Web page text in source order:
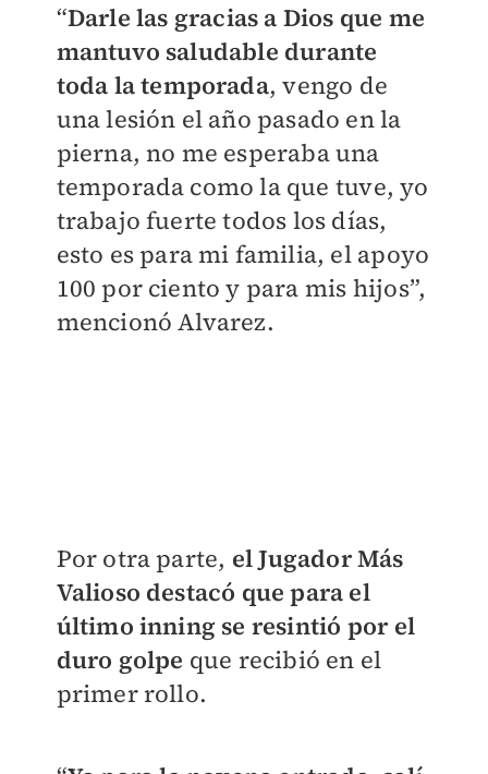
“Darle las gracias a Dios que me
mantuvo saludable durante
toda la temporada, vengo de
una lesión el año pasado en la
pierna, no me esperaba una
temporada como la que tuve, yo
trabajo fuerte todos los días,
esto es para mi familia, el apoyo
100 por ciento y para mis hijos”,
mencionó Alvarez.
Por otra parte, el Jugador Más
Valioso destacó que para el
último inning se resintió por el
duro golpe que recibió en el
primer rollo.